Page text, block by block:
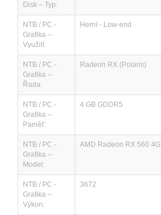
Disk – Typ:
NTB / PC -
Grafika –
Využití:
Herní - Low-end
NTB / PC -
Grafika –
Řada:
Radeon RX (Polaris)
NTB / PC -
Grafika –
Paměť:
4 GB GDDR5
NTB / PC -
Grafika –
Model:
AMD Radeon RX 560 4G
NTB / PC -
Grafika –
Výkon:
3672